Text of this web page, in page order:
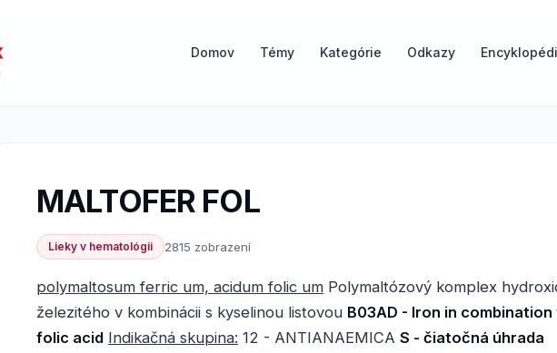
Domov Témy Kategórie Odkazy
MALTOFER FOL
Lieky v hematológii 2815 zobrazení
polymaltosum ferric um, acidum folic um Polymaltózový komplex
železitého v kombinácii s kyselinou listovou B03AD - Iron in combination
folic acid Indikačná skupina: 12 - ANTIANAEMICA S - čiatočná úhrada